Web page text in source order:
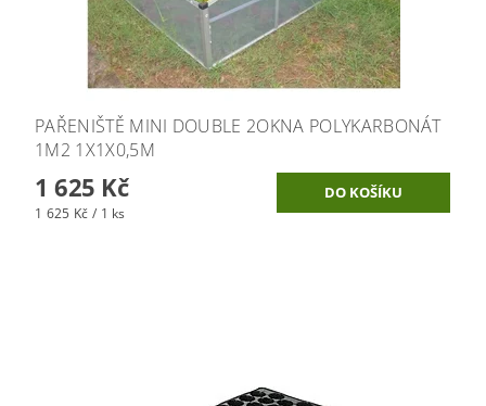
PAŘENIŠTĚ MINI DOUBLE 2OKNA POLYKARBONÁT
1M2 1X1X0,5M
1 625 Kč
1 625 Kč / 1 ks